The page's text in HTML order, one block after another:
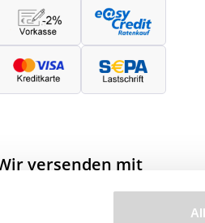
versenden mit